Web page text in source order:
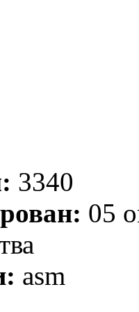
3340
05
asm